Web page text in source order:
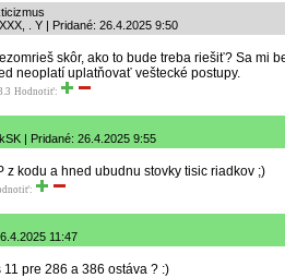
. Y | Pridané: 26.4.2025 9:50
skôr, ako to bude treba riešiť? Sa mi
neoplatí uplatňovať veštecké postupy.
Hodnotiť:
| Pridané: 26.4.2025 9:55
z kodu a hned ubudnu stovky tisic riadkov ;)
11:47
pre 286 a 386 ostáva ? :)